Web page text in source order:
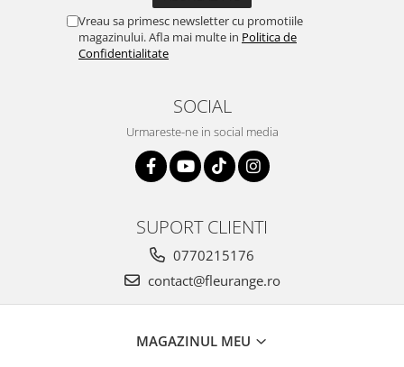
Vreau sa primesc newsletter cu promotiile
magazinului. Afla mai multe in Politica de
Confidentialitate
SOCIAL
Urmareste-ne in social media
SUPORT CLIENTI
0770215176
contact@fleurange.ro
MAGAZINUL MEU